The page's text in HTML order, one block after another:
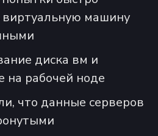
виртуальную машину
диска вм и
на рабочей ноде
что данные серверов